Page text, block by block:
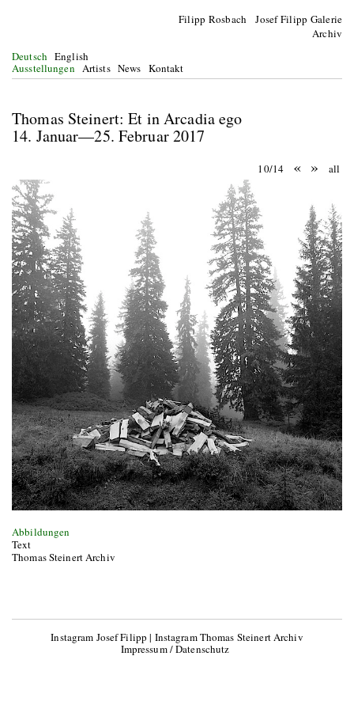
Filipp Rosbach Josef Filipp Galerie
Archiv
Deutsch English
Ausstellungen Artists News Kontakt
Thomas Steinert: Et in Arcadia ego
14. Januar—25. Februar 2017
10/14 « » all
Abbildungen
Text
Thomas Steinert Archiv
Instagram Josef Filipp | Instagram Thomas Steinert Archiv
Impressum / Datenschutz